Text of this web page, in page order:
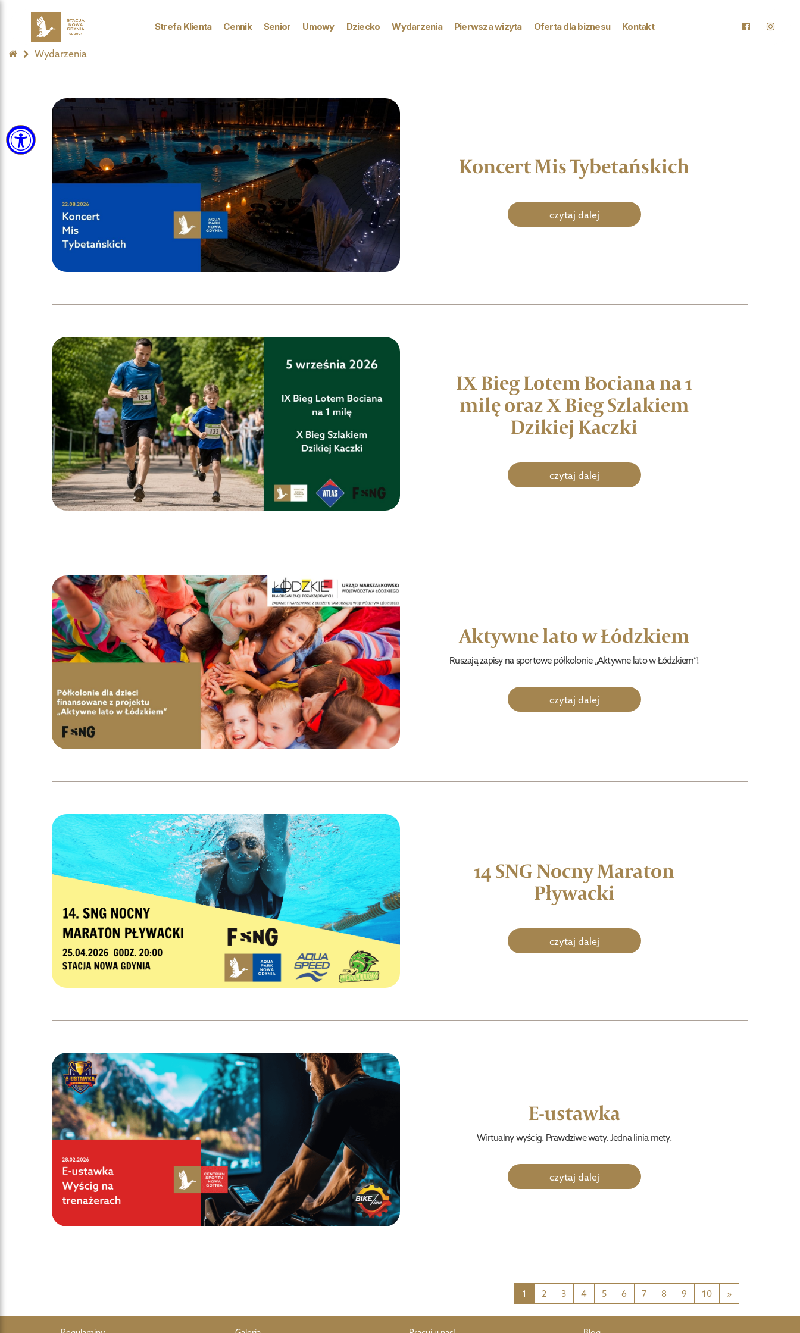
Strefa Klienta Cennik Senior Umowy Dziecko Wydarzenia Pierwsza wizyta Oferta dla biznesu Kontakt
Wydarzenia
Koncert Mis Tybetańskich
czytaj dalej
IX Bieg Lotem Bociana na 1
milę oraz X Bieg Szlakiem
Dzikiej Kaczki
czytaj dalej
Aktywne lato w Łódzkiem
Ruszają zapisy na sportowe półkolonie „Aktywne lato w Łódzkiem”!
czytaj dalej
14 SNG Nocny Maraton
Pływacki
czytaj dalej
E-ustawka
Wirtualny wyścig. Prawdziwe waty. Jedna linia mety.
czytaj dalej
1 2 3 4 5 6 7 8 9 10 »